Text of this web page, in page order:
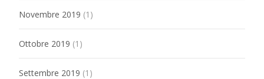
Novembre 2019 (1)
Ottobre 2019 (1)
Settembre 2019 (1)